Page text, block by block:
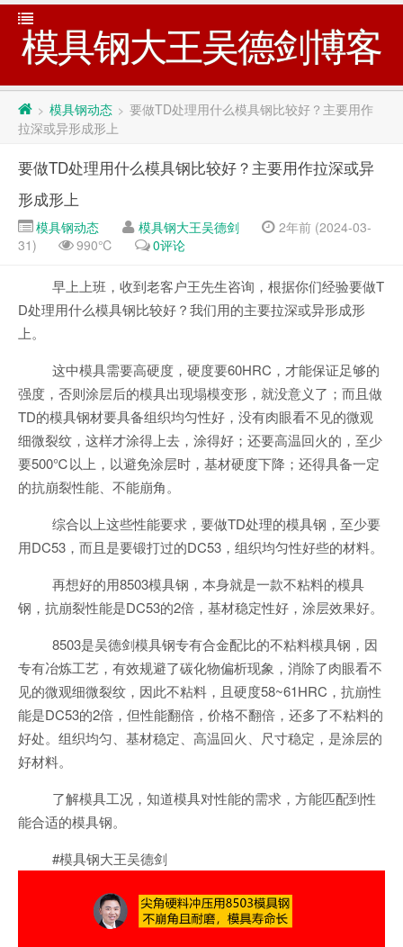
模具钢大王吴德剑博客
> 模具钢动态 > 要做TD处理用什么模具钢比较好？主要用作
拉深或异形成形上
要做TD处理用什么模具钢比较好？主要用作拉深或异
形成形上
模具钢动态 模具钢大王吴德剑
2年前 (2024-03-
31)
990℃ 0评论
早上上班，收到老客户王先生咨询，根据你们经验要做T
D处理用什么模具钢比较好？我们用的主要拉深或异形成形
上。
这中模具需要高硬度，硬度要60HRC，才能保证足够的
强度，否则涂层后的模具出现塌模变形，就没意义了；而且做
TD的模具钢材要具备组织均匀性好，没有肉眼看不见的微观
细微裂纹，这样才涂得上去，涂得好；还要高温回火的，至少
要500℃以上，以避免涂层时，基材硬度下降；还得具备一定
的抗崩裂性能、不能崩角。
综合以上这些性能要求，要做TD处理的模具钢，至少要
用DC53，而且是要锻打过的DC53，组织均匀性好些的材料。
再想好的用8503模具钢，本身就是一款不粘料的模具
钢，抗崩裂性能是DC53的2倍，基材稳定性好，涂层效果好。
8503是吴德剑模具钢专有合金配比的不粘料模具钢，因
专有冶炼工艺，有效规避了碳化物偏析现象，消除了肉眼看不
见的微观细微裂纹，因此不粘料，且硬度58~61HRC，抗崩性
能是DC53的2倍，但性能翻倍，价格不翻倍，还多了不粘料的
好处。组织均匀、基材稳定、高温回火、尺寸稳定，是涂层的
好材料。
了解模具工况，知道模具对性能的需求，方能匹配到性
能合适的模具钢。
#模具钢大王吴德剑